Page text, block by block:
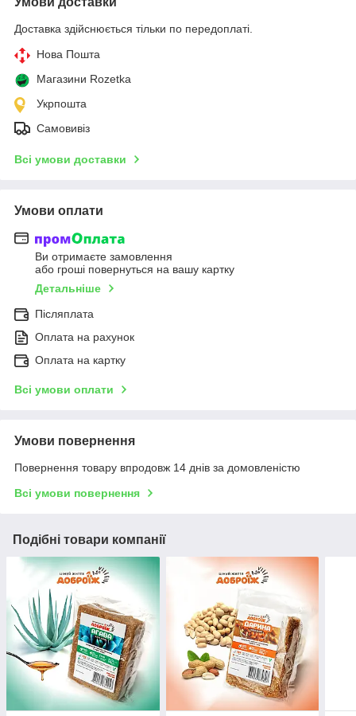
Доставка здійснюється тільки по передоплаті.
Нова Пошта
Магазини Rozetka
Укрпошта
Самовивіз
Всі умови доставки
Умови оплати
Ви отримаєте замовлення
або гроші повернуться на вашу картку
Детальніше
Післяплата
Оплата на рахунок
Оплата на картку
Всі умови оплати
Умови повернення
Повернення товару впродовж 14 днів за домовленістю
Всі умови повернення
Подібні товари компанії